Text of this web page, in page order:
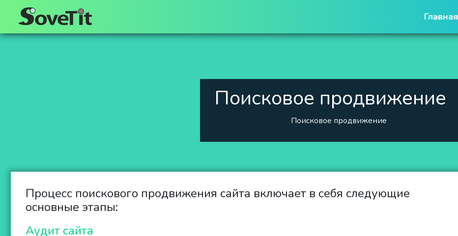
Главная
Поисковое продвижение
Поисковое продвижение
Процесс поискового продвижения сайта включает в себя следующие
основные этапы:
Аудит сайта